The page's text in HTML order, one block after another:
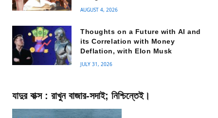
AUGUST 4, 2026
Thoughts on a Future with AI and
its Correlation with Money
Deflation, with Elon Musk
JULY 31, 2026
যাদুর বাক্স : রাখুন বাজার-সদাই; নিশ্চিন্তেই।